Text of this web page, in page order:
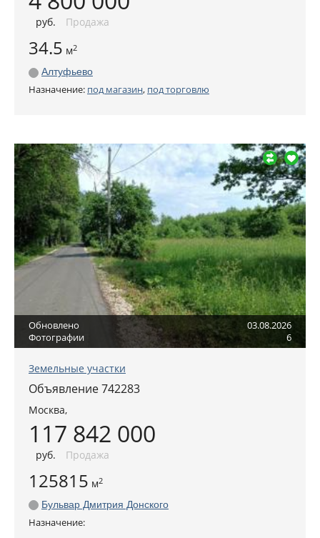
руб. Продажа
34.5 м2
Алтуфьево
Назначение: под магазин, под торговлю
Обновлено
03.08.2026
Фотографии
6
Земельные участки
Объявление 742283
Москва,
117 842 000
руб. Продажа
125815 м2
Бульвар Дмитрия Донского
Назначение: